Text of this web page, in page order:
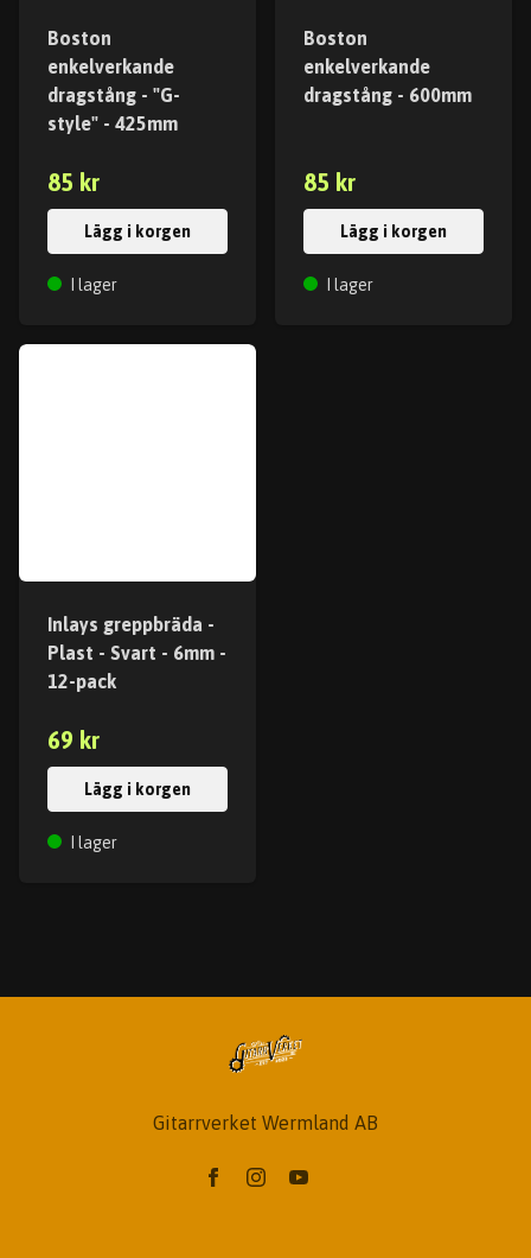
Boston
enkelverkande
dragstång - "G-
style" - 425mm
85 kr
Lägg i korgen
I lager
Boston
enkelverkande
dragstång - 600mm
85 kr
Lägg i korgen
I lager
Inlays greppbräda -
Plast - Svart - 6mm -
12-pack
69 kr
Lägg i korgen
I lager
Gitarrverket Wermland AB